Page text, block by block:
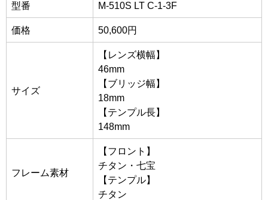
型番 M-510S LT C-1-3F
価格 50,600円
サイズ
【レンズ横幅】
46mm
【ブリッジ幅】
18mm
【テンプル長】
148mm
フレーム素材
【フロント】
チタン・七宝
【テンプル】
チタン